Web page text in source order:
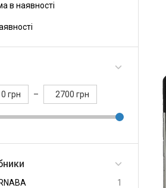
в наявності
грн – грн
1